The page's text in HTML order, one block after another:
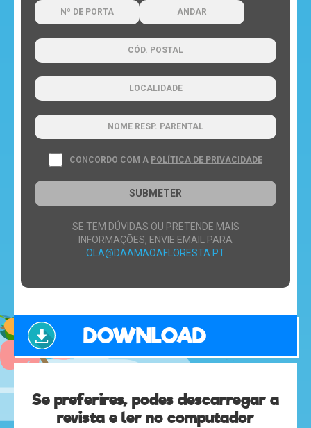
do
CONCORDO COM A POLÍTICA DE PRIVACIDADE
SUBMETER
SE TEM DÚVIDAS OU PRETENDE MAIS
INFORMAÇÕES, ENVIE EMAIL PARA
OLA@DAAMAOAFLORESTA.PT
DOWNLOAD
Se preferires, podes descarregar a
revista e ler no computador